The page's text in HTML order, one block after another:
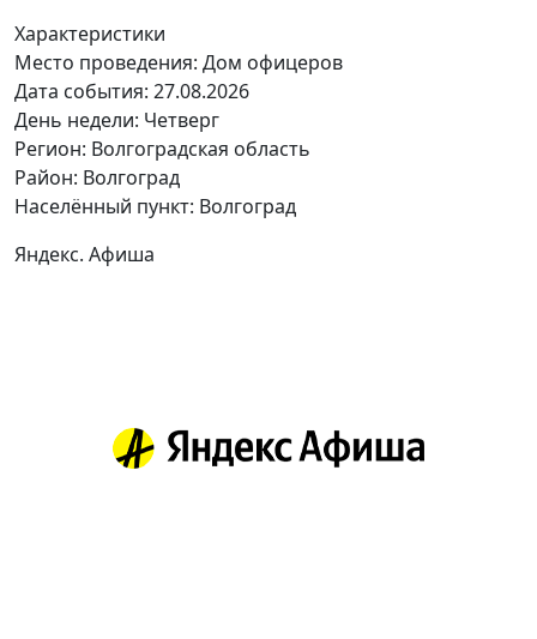
Характеристики
Место проведения: Дом офицеров
Дата события: 27.08.2026
День недели: Четверг
Регион: Волгоградская область
Район: Волгоград
Населённый пункт: Волгоград
Яндекс. Афиша